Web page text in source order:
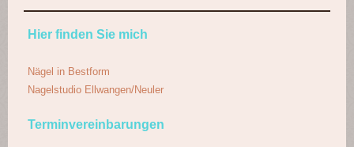
Hier finden Sie mich
Nägel in Bestform
Nagelstudio Ellwangen/Neuler
Terminvereinbarungen